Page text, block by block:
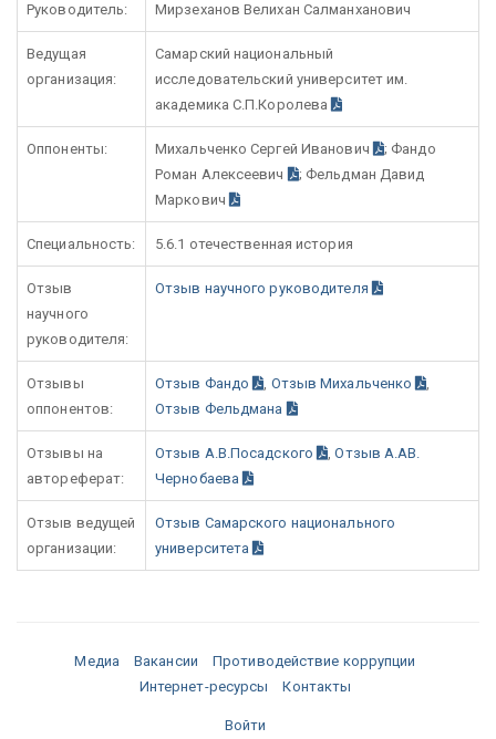
Руководитель: Мирзеханов Велихан Салманханович
Ведущая
организация:
Самарский национальный
исследовательский университет им.
академика С.П.Королева
Оппоненты: Михальченко Сергей Иванович
; Фандо
Роман Алексеевич
; Фельдман Давид
Маркович
Специальность: 5.6.1 отечественная история
Отзыв
научного
руководителя:
Отзыв научного руководителя
Отзывы
оппонентов:
Отзыв Фандо , Отзыв Михальченко
,
Отзыв Фельдмана
Отзывы на
автореферат:
Отзыв А.В.Посадского ,Отзыв А.АВ.
Чернобаева
Отзыв ведущей
организации:
Отзыв Самарского национального
университета
Медиа Вакансии
Противодействие коррупции
Интернет-ресурсы
Контакты
Войти